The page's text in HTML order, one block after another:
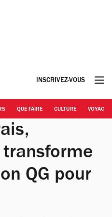
INSCRIVEZ-VOUS
QUE FAIRE CULTURE VOYAGE
QG pour